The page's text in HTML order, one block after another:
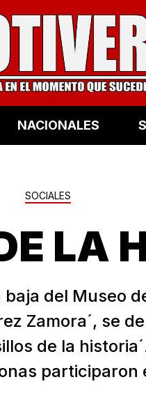
NACIONALES
SOCIALES
LA
del Museo
Zamora´, se
de la
participaron